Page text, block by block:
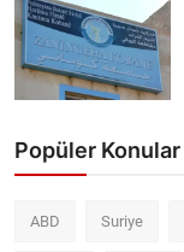
Popüler Konular
ABD Suriye